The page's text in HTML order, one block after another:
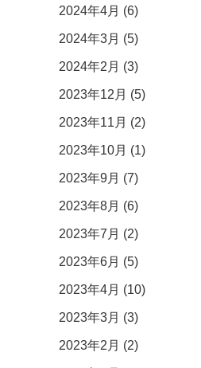
2024年4月 (6)
2024年3月 (5)
2024年2月 (3)
2023年12月 (5)
2023年11月 (2)
2023年10月 (1)
2023年9月 (7)
2023年8月 (6)
2023年7月 (2)
2023年6月 (5)
2023年4月 (10)
2023年3月 (3)
2023年2月 (2)